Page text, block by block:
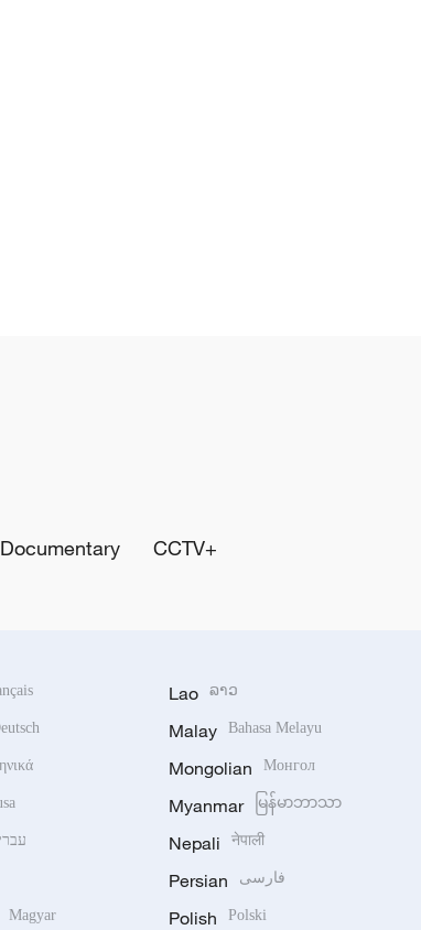
Documentary CCTV+
Magyar
Lao ລາວ
Malay Bahasa Melayu
Mongolian Монгол
Myanmar မြန်မာဘာသာ
Nepali नेपाली
Persian فارسی
Polish Polski